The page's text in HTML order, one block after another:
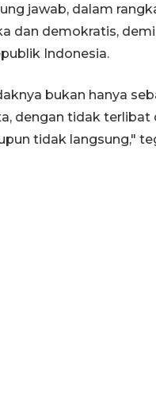
jawab, dalam
dan demokratis,
Indonesia.
bukan hanya
dengan tidak
tidak langsung,"